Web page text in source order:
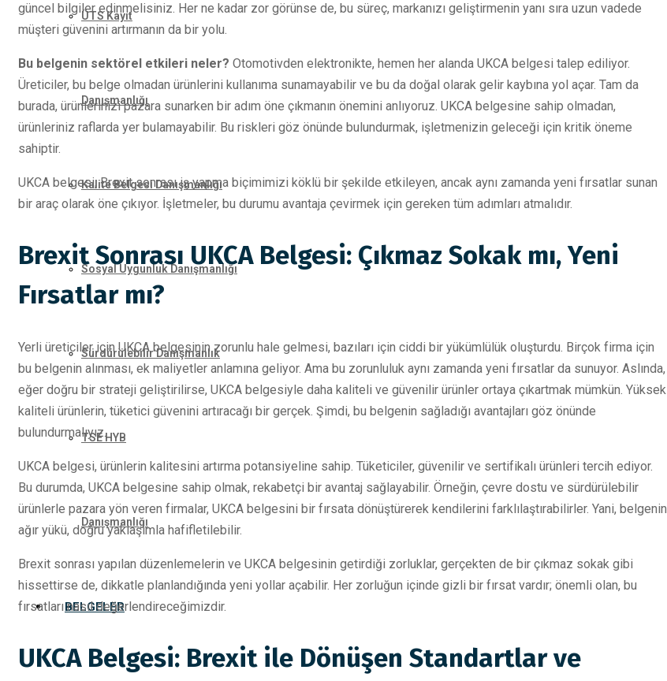
ÜTS Kayıt
Danışmanlığı
Kalite Belgesi Danışmanlığı
Sosyal Uygunluk Danışmanlığı
Sürdürülebilir Danışmanlık
TSE HYB
Danışmanlığı
BELGELER
güncel bilgiler edinmelisiniz. Her ne kadar zor görünse de, bu süreç, markanızı geliştirmenin yanı sıra uzun vadede
müşteri güvenini artırmanın da bir yolu.
Bu belgenin sektörel etkileri neler? Otomotivden elektronikte, hemen her alanda UKCA belgesi talep ediliyor.
Üreticiler, bu belge olmadan ürünlerini kullanıma sunamayabilir ve bu da doğal olarak gelir kaybına yol açar. Tam da
burada, ürünlerinizi pazara sunarken bir adım öne çıkmanın önemini anlıyoruz. UKCA belgesine sahip olmadan,
ürünleriniz raflarda yer bulamayabilir. Bu riskleri göz önünde bulundurmak, işletmenizin geleceği için kritik öneme
sahiptir.
UKCA belgesi, Brexit sonrası iş yapma biçimimizi köklü bir şekilde etkileyen, ancak aynı zamanda yeni fırsatlar sunan
bir araç olarak öne çıkıyor. İşletmeler, bu durumu avantaja çevirmek için gereken tüm adımları atmalıdır.
Brexit Sonrası UKCA Belgesi: Çıkmaz Sokak mı, Yeni
Fırsatlar mı?
Yerli üreticiler için UKCA belgesinin zorunlu hale gelmesi, bazıları için ciddi bir yükümlülük oluşturdu. Birçok firma için
bu belgenin alınması, ek maliyetler anlamına geliyor. Ama bu zorunluluk aynı zamanda yeni fırsatlar da sunuyor. Aslında,
eğer doğru bir strateji geliştirilirse, UKCA belgesiyle daha kaliteli ve güvenilir ürünler ortaya çıkartmak mümkün. Yüksek
kaliteli ürünlerin, tüketici güvenini artıracağı bir gerçek. Şimdi, bu belgenin sağladığı avantajları göz önünde
bulundurmalıyız.
UKCA belgesi, ürünlerin kalitesini artırma potansiyeline sahip. Tüketiciler, güvenilir ve sertifikalı ürünleri tercih ediyor.
Bu durumda, UKCA belgesine sahip olmak, rekabetçi bir avantaj sağlayabilir. Örneğin, çevre dostu ve sürdürülebilir
ürünlerle pazara yön veren firmalar, UKCA belgesini bir fırsata dönüştürerek kendilerini farklılaştırabilirler. Yani, belgenin
ağır yükü, doğru yaklaşımla hafifletilebilir.
Brexit sonrası yapılan düzenlemelerin ve UKCA belgesinin getirdiği zorluklar, gerçekten de bir çıkmaz sokak gibi
hissettirse de, dikkatle planlandığında yeni yollar açabilir. Her zorluğun içinde gizli bir fırsat vardır; önemli olan, bu
fırsatları nasıl değerlendireceğimizdir.
UKCA Belgesi: Brexit ile Dönüşen Standartlar ve